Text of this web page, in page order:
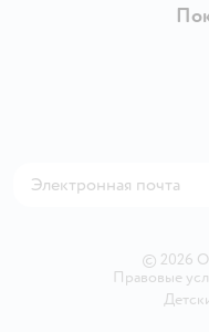
Политика
© 2026
Правовые